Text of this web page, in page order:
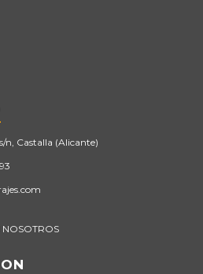
n, Castalla (Alicante)